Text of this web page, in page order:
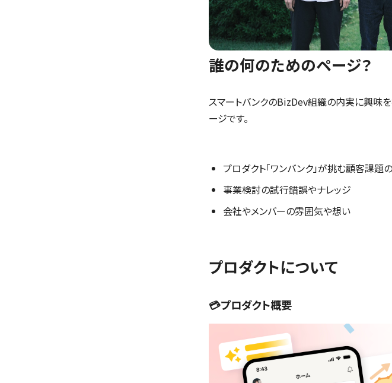
誰の何のためのページ？
スマートバンクのBizDev組織の内実に興味
ージです。
プロダクト「ワンバンク」が挑む顧客課題
事業検討の試行錯誤やナレッジ
会社やメンバーの雰囲気や想い
プロダクトについて
💳プロダクト概要